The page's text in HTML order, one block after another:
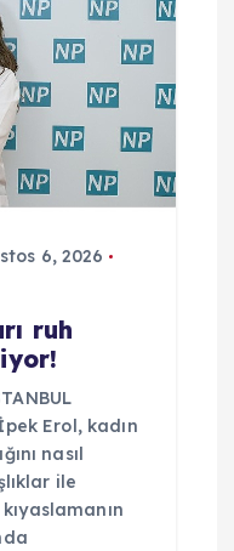
6, 2026
ruh
Erol, kadın
nasıl
ile